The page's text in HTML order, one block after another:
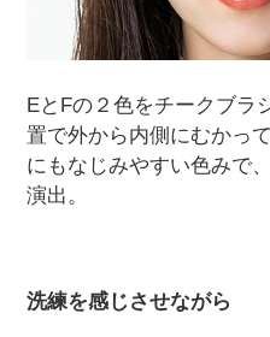
EとFの２色をチークブラ
置で外から内側にむかっ
にもなじみやすい色みで
演出。
洗練を感じさせながら